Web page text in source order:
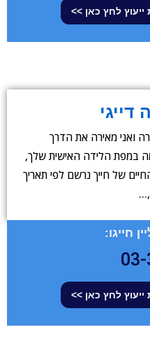
ייעוץ לחץ כאן >>
דייגי
ואני מאירה את הדרך
במפת הלידה האישית שלך,
של חייך נרשם לפי תאריך
חייגו:
ייעוץ לחץ כאן >>